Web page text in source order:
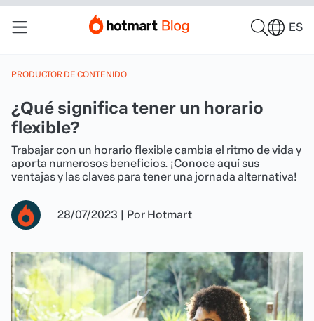
ES
PRODUCTOR DE CONTENIDO
¿Qué significa tener un horario
flexible?
Trabajar con un horario flexible cambia el ritmo de vida y
aporta numerosos beneficios. ¡Conoce aquí sus
ventajas y las claves para tener una jornada alternativa!
28/07/2023 | Por Hotmart